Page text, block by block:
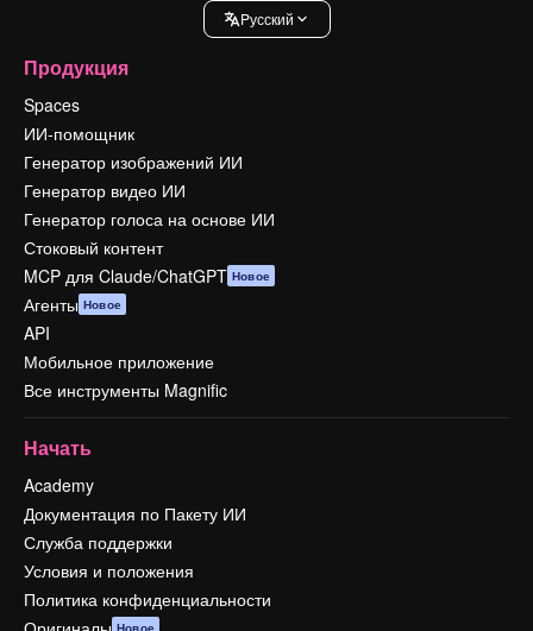
Pусский
Продукция
Spaces
ИИ-помощник
Генератор изображений ИИ
Генератор видео ИИ
Генератор голоса на основе ИИ
Стоковый контент
MCP для Claude/ChatGPT Новое
Агенты Новое
API
Мобильное приложение
Все инструменты Magnific
Начать
Academy
Документация по Пакету ИИ
Служба поддержки
Условия и положения
Политика конфиденциальности
Новое